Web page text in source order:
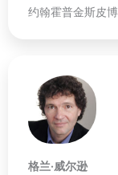
约翰霍普金斯皮
格兰·威尔逊